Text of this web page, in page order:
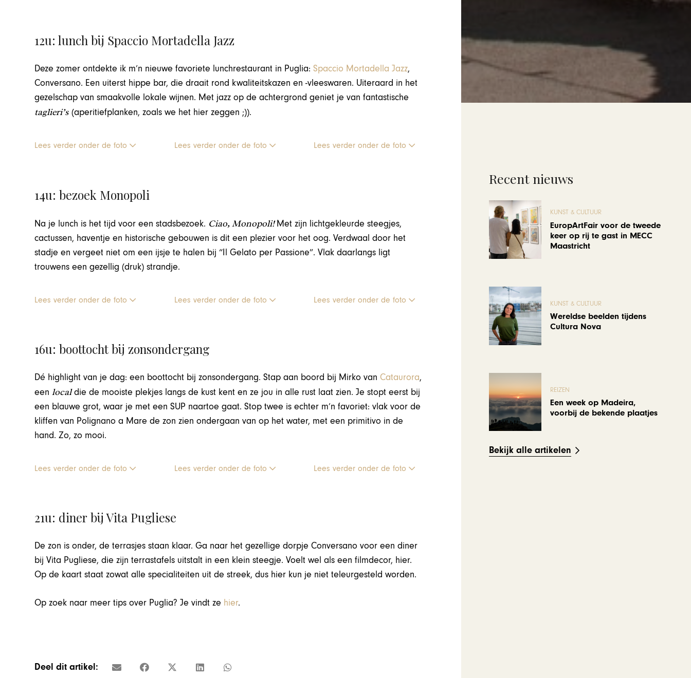
12u: lunch bij Spaccio Mortadella Jazz
Deze zomer ontdekte ik m’n nieuwe favoriete lunchrestaurant in Puglia:Spaccio Mortadella Jazz,
Conversano. Een uiterst hippe bar, die draait rond kwaliteitskazen en -vleeswaren. Uiteraard in het
gezelschap van smaakvolle lokale wijnen. Met jazz op de achtergrond geniet je van fantastische
taglieri’s (aperitiefplanken, zoals we het hier zeggen ;)).
Lees verder onder de foto Lees verder onder de foto Lees verder onder de foto
14u: bezoek Monopoli
Na je lunch is het tijd voor een stadsbezoek. Ciao, Monopoli!Met zijn lichtgekleurde steegjes,
cactussen, haventje en historische gebouwen is dit een plezier voor het oog. Verdwaal door het
stadje en vergeet niet om een ijsje te halen bij “Il Gelato per Passione”. Vlak daarlangs ligt
trouwens een gezellig (druk) strandje.
Lees verder onder de foto Lees verder onder de foto Lees verder onder de foto
16u: boottocht bij zonsondergang
Dé highlight van je dag: een boottocht bij zonsondergang. Stap aan boord bij Mirko vanCataurora,
eenlocaldie de mooiste plekjes langs de kust kent en ze jou in alle rust laat zien. Je stopt eerst bij
een blauwe grot, waar je met een SUP naartoe gaat. Stop twee is echter m’n favoriet: vlak voor de
kliffen van Polignano a Mare de zon zien ondergaan van op het water, met een primitivo in de
hand. Zo, zo mooi.
Lees verder onder de foto Lees verder onder de foto Lees verder onder de foto
21u: diner bij Vita Pugliese
De zon is onder, de terrasjes staan klaar. Ga naar het gezellige dorpje Conversano voor een diner
bij Vita Pugliese, die zijn terrastafels uitstalt in een klein steegje. Voelt wel als een filmdecor, hier.
Op de kaart staat zowat alle specialiteiten uit de streek, dus hier kun je niet teleurgesteld worden.
Op zoek naar meer tips over Puglia? Je vindt ze hier.
Deel dit artikel:
Recent nieuws
KUNST & CULTUUR
EuropArtFair voor de tweede
keer op rij te gast in MECC
Maastricht
KUNST & CULTUUR
Wereldse beelden tijdens
Cultura Nova
REIZEN
Een week op Madeira,
voorbij de bekende plaatjes
Bekijk alle artikelen